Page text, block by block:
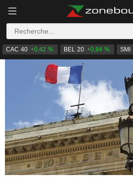
CAC 40 +0,42 % BEL 20 +0,84 % SMI